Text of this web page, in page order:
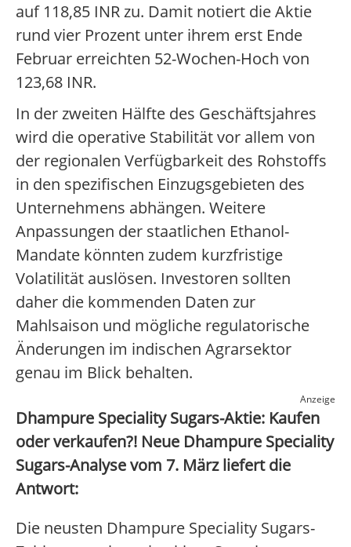
auf 118,85 INR zu. Damit notiert die Aktie
rund vier Prozent unter ihrem erst Ende
Februar erreichten 52-Wochen-Hoch von
123,68 INR.
In der zweiten Hälfte des Geschäftsjahres
wird die operative Stabilität vor allem von
der regionalen Verfügbarkeit des Rohstoffs
in den spezifischen Einzugsgebieten des
Unternehmens abhängen. Weitere
Anpassungen der staatlichen Ethanol-
Mandate könnten zudem kurzfristige
Volatilität auslösen. Investoren sollten
daher die kommenden Daten zur
Mahlsaison und mögliche regulatorische
Änderungen im indischen Agrarsektor
genau im Blick behalten.
Anzeige
Dhampure Speciality Sugars-Aktie: Kaufen
oder verkaufen?! Neue Dhampure Speciality
Sugars-Analyse vom 7. März liefert die
Antwort:
Die neusten Dhampure Speciality Sugars-